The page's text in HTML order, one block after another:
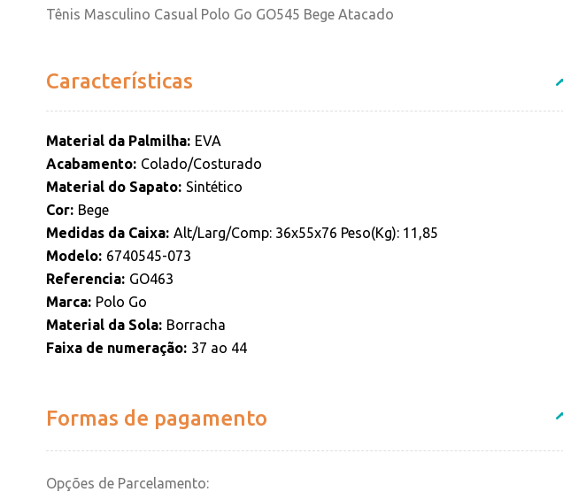
Tênis Masculino Casual Polo Go GO545 Bege Atacado
Características
Material da Palmilha EVA
Acabamento Colado/Costurado
Material do Sapato Sintético
Cor Bege
Medidas da Caixa Alt/Larg/Comp: 36x55x76 Peso(Kg): 11,85
Modelo 6740545-073
Referencia GO463
Marca Polo Go
Material da Sola Borracha
Faixa de numeração 37 ao 44
Formas de pagamento
Opções de Parcelamento: